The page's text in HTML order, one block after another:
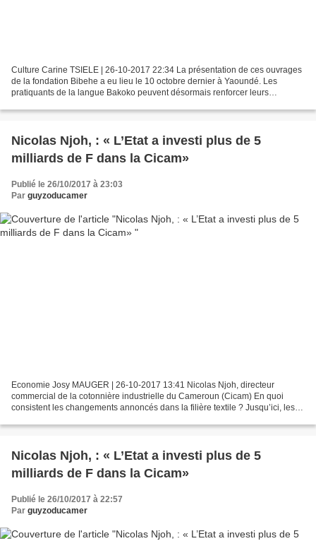
Culture Carine TSIELE | 26-10-2017 22:34 La présentation de ces ouvrages
de la fondation Bibehe a eu lieu le 10 octobre dernier à Yaoundé. Les
pratiquants de la langue Bakoko peuvent désormais renforcer leurs
Nicolas Njoh, : « L’Etat a investi plus de 5
milliards de F dans la Cicam»
Publié le 26/10/2017 à 23:03
Par guyzoducamer
Economie Josy MAUGER | 26-10-2017 13:41 Nicolas Njoh, directeur
commercial de la cotonnière industrielle du Cameroun (Cicam) En quoi
consistent les changements annoncés dans la filière textile ? Jusqu’ici, les
Nicolas Njoh, : « L’Etat a investi plus de 5
milliards de F dans la Cicam»
Publié le 26/10/2017 à 22:57
Par guyzoducamer